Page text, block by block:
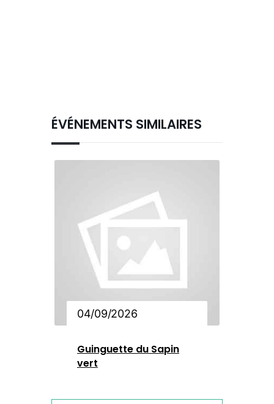
ÉVÉNEMENTS SIMILAIRES
04/09/2026
Guinguette du Sapin
vert